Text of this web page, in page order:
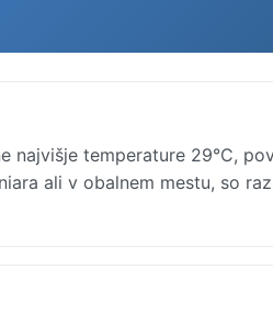
temperature 29°C,
ali v obalnem mestu, so